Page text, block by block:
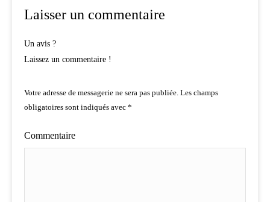
Laisser un commentaire
Un avis ?
Laissez un commentaire !
Votre adresse de messagerie ne sera pas publiée. Les champs
obligatoires sont indiqués avec *
Commentaire